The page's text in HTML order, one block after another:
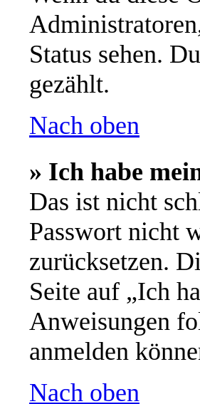
Status sehen.
gezählt.
Nach oben
» Ich habe
Das ist nicht
Passwort nicht
zurücksetzen.
Seite auf „Ich
Anweisungen
anmelden
Nach oben